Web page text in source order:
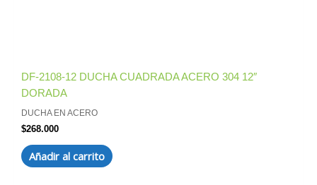
DF-2108-12 DUCHA CUADRADA ACERO 304 12″
DORADA
DUCHA EN ACERO
$268.000
Añadir al carrito